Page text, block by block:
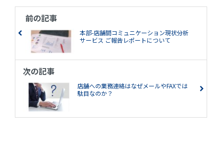
前の記事
本部-店舗間コミュニケーション現状分析
サービス ご報告レポートについて
次の記事
店舗への業務連絡はなぜメールやFAXでは
駄目なのか？